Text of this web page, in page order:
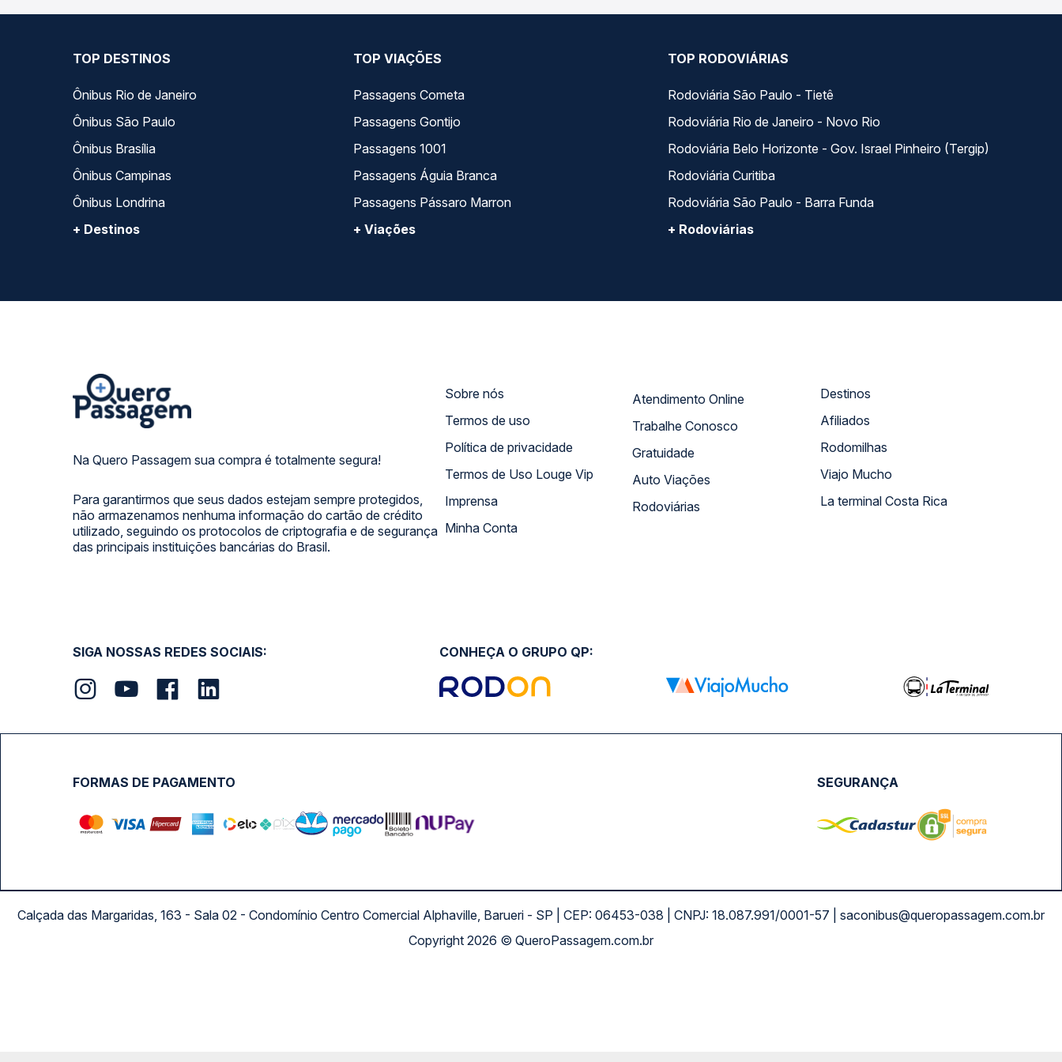
TOP DESTINOS
Ônibus Rio de Janeiro
Ônibus São Paulo
Ônibus Brasília
Ônibus Campinas
Ônibus Londrina
+ Destinos
TOP VIAÇÕES
Passagens Cometa
Passagens Gontijo
Passagens 1001
Passagens Águia Branca
Passagens Pássaro Marron
+ Viações
TOP RODOVIÁRIAS
Rodoviária São Paulo - Tietê
Rodoviária Rio de Janeiro - Novo Rio
Rodoviária Belo Horizonte - Gov. Israel Pinheiro (Tergip)
Rodoviária Curitiba
Rodoviária São Paulo - Barra Funda
+ Rodoviárias
Na Quero Passagem sua compra é totalmente segura!
Para garantirmos que seus dados estejam sempre protegidos,
não armazenamos nenhuma informação do cartão de crédito
utilizado, seguindo os protocolos de criptografia e de segurança
das principais instituições bancárias do Brasil.
Sobre nós
Termos de uso
Política de privacidade
Termos de Uso Louge Vip
Imprensa
Minha Conta
Atendimento Online
Trabalhe Conosco
Gratuidade
Auto Viações
Rodoviárias
Destinos
Afiliados
Rodomilhas
Viajo Mucho
La terminal Costa Rica
SIGA NOSSAS REDES SOCIAIS: CONHEÇA O GRUPO QP:
FORMAS DE PAGAMENTO SEGURANÇA
Calçada das Margaridas, 163 - Sala 02 - Condomínio Centro Comercial Alphaville, Barueri - SP | CEP: 06453-038 | CNPJ: 18.087.991/0001-57 | saconibus@queropassagem.com.br
Copyright 2026 © QueroPassagem.com.br